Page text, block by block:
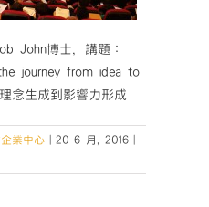
John博士，講題：
journey from idea to
念生成到影響力形成
業中心 20 6 月, 2016
尤